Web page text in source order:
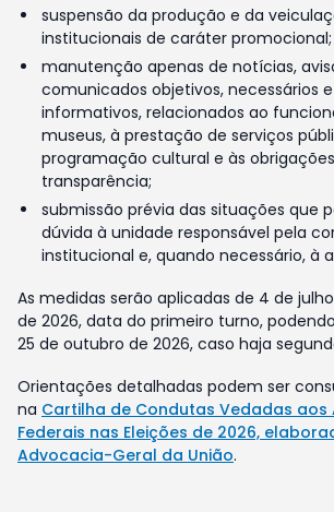
suspensão da produção e da
institucionais de caráter promocional;
manutenção apenas de notícias,
comunicados objetivos, necessários
informativos, relacionados ao
museus, à prestação de serviços
programação cultural e às
transparência;
submissão prévia das situações que
dúvida à unidade responsável pela
institucional e, quando necessário, à
As medidas serão aplicadas de 4 de
de 2026, data do primeiro turno,
25 de outubro de 2026, caso haja
Orientações detalhadas podem ser
na Cartilha de Condutas Vedadas aos
Federais nas Eleições de 2026,
Advocacia-Geral da União.